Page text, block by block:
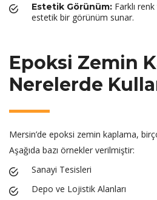
Estetik Görünüm: Farklı
estetik bir görünüm sunar.
Epoksi Zemin
Nerelerde
Mersin’de epoksi zemin kaplama,
Aşağıda bazı örnekler verilmiştir:
Sanayi Tesisleri
Depo ve Lojistik Alanları